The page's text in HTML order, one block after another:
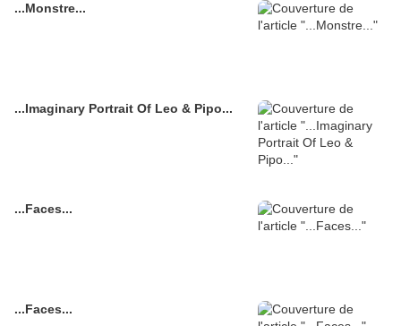
...Monstre...
...Imaginary Portrait Of Leo & Pipo...
...Faces...
...Faces...